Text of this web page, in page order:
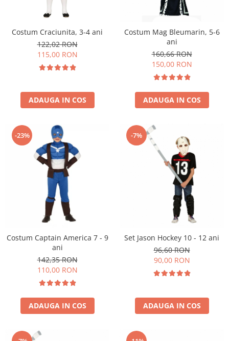
Suflatori si Coifuri
Petrecere Star Wars
Petrecere Super Mario
Petrecere Supereroi
Petreceri Fete
Petrecere Buburuza Miraculoasa
Petrecere Frozen
Petrecere Little Star
Petrecere LOL Surprise
Petrecere Lovely Swan
Petrecere Mica Sirena
Petrecere Minnie Mouse
Petrecere Pisicute
Petrecere Printese Disney
Petrecere Unicorni
Petreceri Adulti
Petrecere Disco
Petrecere Anii '20
Petrecere Mexicana
Petrecere Tropicala
Summer Party
Petrecere Majorat
Petrecere 40 Ani
Costum Craciunita, 3-4 ani
122,02 RON
115,00 RON
ADAUGA IN COS
Costum Mag Bleumarin, 5-6
ani
160,66 RON
150,00 RON
ADAUGA IN COS
-23%
Costum Captain America 7 - 9
ani
142,35 RON
110,00 RON
ADAUGA IN COS
-7%
Set Jason Hockey 10 - 12 ani
96,60 RON
90,00 RON
ADAUGA IN COS